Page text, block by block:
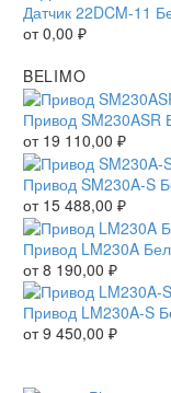
Датчик 22DCM-11
от0,00 ₽
BELIMO
Привод SM230ASR
от 19 110,00 ₽
Привод SM230A-S
от 15 488,00 ₽
Привод LM230A
от8 190,00 ₽
Привод LM230A-S
от9 450,00 ₽